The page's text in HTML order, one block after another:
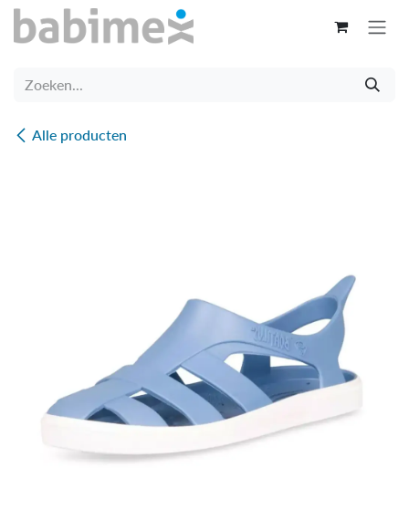
Overslaan naar inhoud
Alle producten